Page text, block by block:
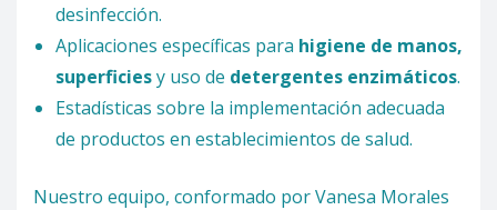
desinfección.
Aplicaciones específicas para higiene de manos,
superficiesy uso de detergentes enzimáticos.
Estadísticas sobre la implementación adecuada
de productos en establecimientos de salud.
Nuestro equipo, conformado por Vanesa Morales